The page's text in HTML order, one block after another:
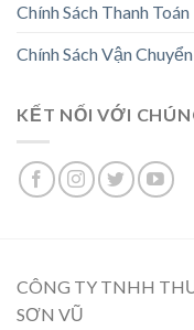
Chính Sách Thanh Toán
Chính Sách Vận Chuyển
KẾT NỐI VỚI
CÔNG TY TNHH
SƠN VŨ